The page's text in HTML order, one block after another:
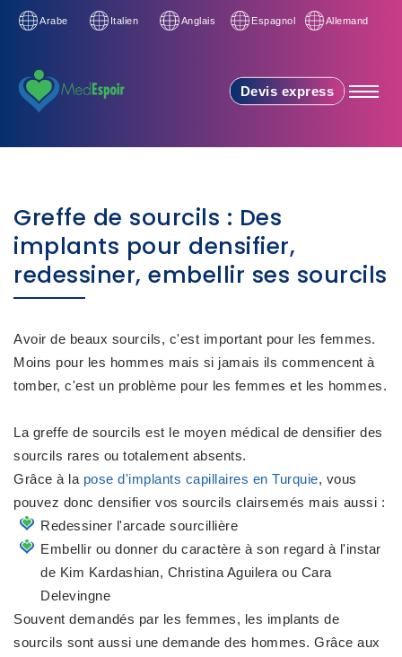
Arabe Italien Anglais Espagnol Allemand
Devis express
Greffe de sourcils : Des
implants pour densifier,
redessiner, embellir ses sourcils
Avoir de beaux sourcils, c'est important pour les femmes.
Moins pour les hommes mais si jamais ils commencent à
tomber, c'est un problème pour les femmes et les hommes.
La greffe de sourcils est le moyen médical de densifier des
sourcils rares ou totalement absents.
Grâce à la pose d'implants capillaires en Turquie, vous
pouvez donc densifier vos sourcils clairsemés mais aussi :
Redessiner l'arcade sourcillière
Embellir ou donner du caractère à son regard à l'instar
de Kim Kardashian, Christina Aguilera ou Cara
Delevingne
Souvent demandés par les femmes, les implants de
sourcils sont aussi une demande des hommes. Grâce aux